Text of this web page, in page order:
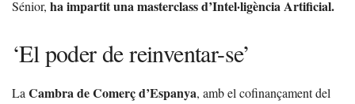
Sénior, ha impartit una masterclass d’Intel·ligència Artificial.
‘El poder de reinventar-se’
La Cambra de Comerç d’Espanya, amb el cofinançament del